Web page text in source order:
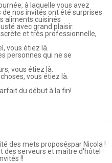
à laquelle vous avez
nos invités ont été surprises
aliments cuisinés
avec grand plaisir.
et très professionnelle,
vous étiez là.
personnes qui ne se
vous étiez là.
vous étiez là.
du début à la fin!
des mets proposéspar Nicola !
des serveurs et maître d'hôtel
!!